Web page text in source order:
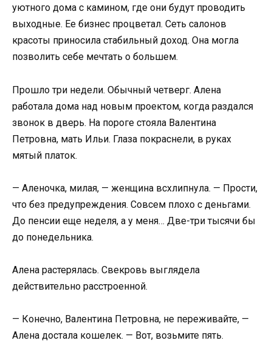
уютного дома с камином, где они будут проводить
выходные. Ее бизнес процветал. Сеть салонов
красоты приносила стабильный доход. Она могла
позволить себе мечтать о большем.
Прошло три недели. Обычный четверг. Алена
работала дома над новым проектом, когда раздался
звонок в дверь. На пороге стояла Валентина
Петровна, мать Ильи. Глаза покраснели, в руках
мятый платок.
— Аленочка, милая, — женщина всхлипнула. — Прости,
что без предупреждения. Совсем плохо с деньгами.
До пенсии еще неделя, а у меня… Две-три тысячи бы
до понедельника.
Алена растерялась. Свекровь выглядела
действительно расстроенной.
— Конечно, Валентина Петровна, не переживайте, —
Алена достала кошелек. — Вот, возьмите пять.